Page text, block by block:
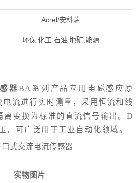
Acrel/安科瑞
环保,化工,石油,地矿,能源
器BA系列产品应用电磁感应原
电流进行实时测量，采用恒流和线
离变换为标准的直流信号输出。D
，可广泛用于工业自动化领域。
实物图片